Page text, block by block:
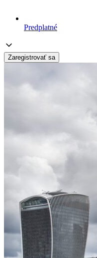
Predplatné
Zaregistrovať sa